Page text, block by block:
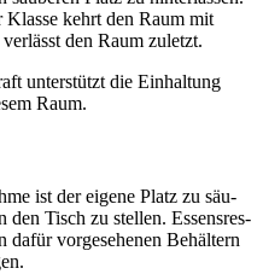
kehrt den Raum mit
den Raum zuletzt.
unter­stützt die Ein­hal­tung
Raum.
ist der eige­ne Platz zu säu­
den Tisch zu stel­len. Essens­res­
dafür vor­ge­se­he­nen Behäl­tern